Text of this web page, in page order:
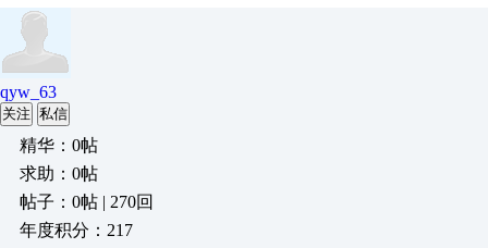
qyw_63
关注 私信
精华：0帖
求助：0帖
帖子：0帖 | 270回
年度积分：217